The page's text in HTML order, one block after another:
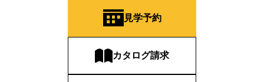
見学予約
カタログ請求